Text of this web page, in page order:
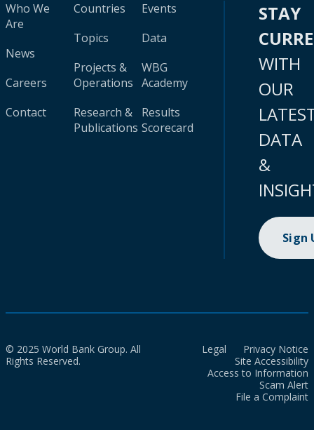
Who We
Are
News
Careers
Contact
Countries
Topics
Projects &
Operations
Research &
Publications
Events
Data
WBG
Academy
Results
Scorecard
STAY
WITH
OUR
DATA
&
Sign
© 2025 World Bank Group. All
Rights Reserved.
Legal
Privacy Notice
Site Accessibility
Access to Information
Scam Alert
File a Complaint